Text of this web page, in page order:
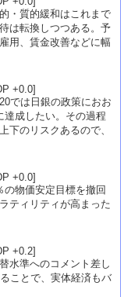
・質的緩和はこれまで
は転換しつつある。予
用、賃金改善などに幅
+0.0]
では日銀の政策におお
達成したい。その過程
下のリスクあるので、
+0.0]
の物価安定目標を撤回
ティリティが高まった
+0.2]
水準へのコメント差し
ことで、実体経済もバ